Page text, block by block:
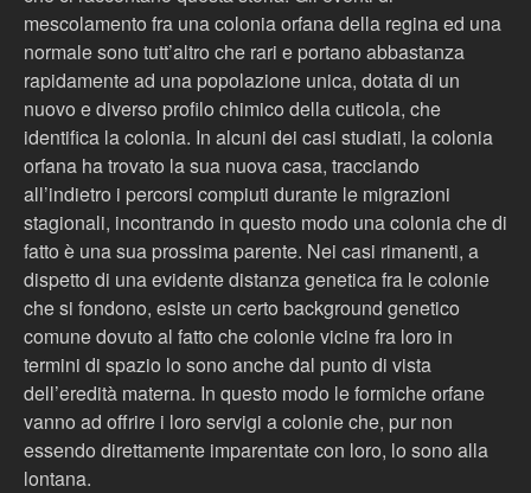
mescolamento fra una colonia orfana della regina ed una
normale sono tutt’altro che rari e portano abbastanza
rapidamente ad una popolazione unica, dotata di un
nuovo e diverso profilo chimico della cuticola, che
identifica la colonia. In alcuni dei casi studiati, la colonia
orfana ha trovato la sua nuova casa, tracciando
all’indietro i percorsi compiuti durante le migrazioni
stagionali, incontrando in questo modo una colonia che di
fatto è una sua prossima parente. Nei casi rimanenti, a
dispetto di una evidente distanza genetica fra le colonie
che si fondono, esiste un certo background genetico
comune dovuto al fatto che colonie vicine fra loro in
termini di spazio lo sono anche dal punto di vista
dell’eredità materna. In questo modo le formiche orfane
vanno ad offrire i loro servigi a colonie che, pur non
essendo direttamente imparentate con loro, lo sono alla
lontana.